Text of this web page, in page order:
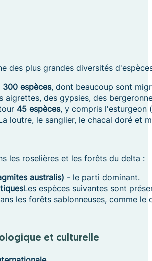
des plus grandes diversités
300 espèces, dont beaucoup sont
aigrettes, des gypsies, des
45 espèces, y compris l'esturgeon
loutre, le sanglier, le chacal doré et
les roselières et les forêts du delta :
australis) - le parti dominant.
Les espèces suivantes sont
les forêts sablonneuses, comme le
et culturelle